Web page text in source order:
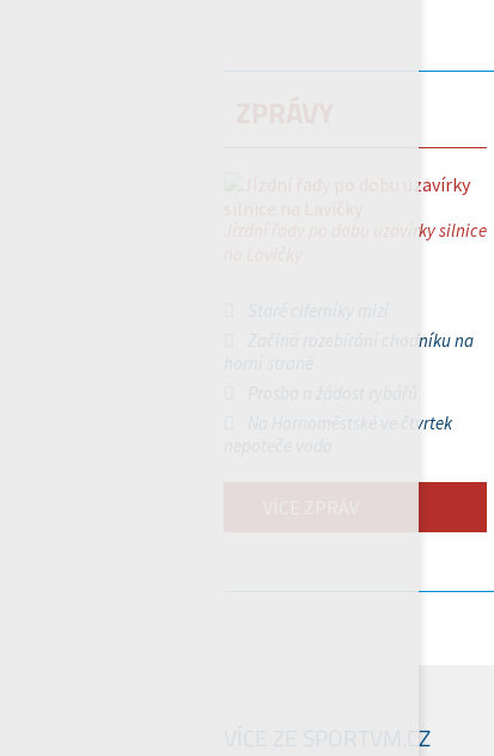
Jízdní řady po dobu uzavírky silnice
Začíná rozebírání chodníku na
Na Hornoměstské ve čtvrtek
VÍCE ZE SPORTVM.CZ